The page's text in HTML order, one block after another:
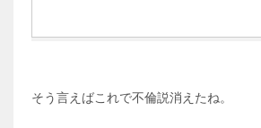
そう言えばこれで不倫説消えたね。